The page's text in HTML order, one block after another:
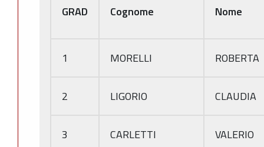
GRAD Cognome Nome
1 MORELLI ROBERTA
2 LIGORIO CLAUDIA
3 CARLETTI VALERIO